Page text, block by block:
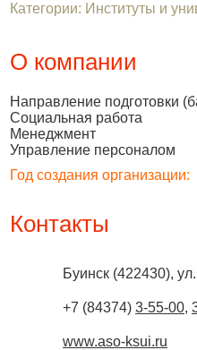
Категории: Институты и
О компании
Направление подготовки
Социальная работа
Менеджмент
Управление персоналом
Год создания организации:
Контакты
Буинск (422430),
+7 (84374) 3-55-00,
www.aso-ksui.ru